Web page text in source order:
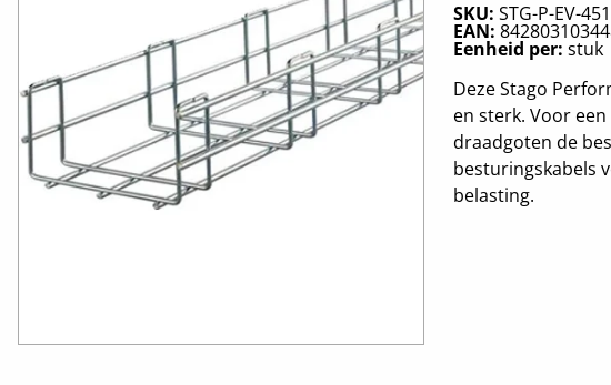
SKU: STG-P-EV-
EAN:
Eenheid per: stuk
Deze Stago
en sterk. Voor
draadgoten de
besturingskabels
belasting.